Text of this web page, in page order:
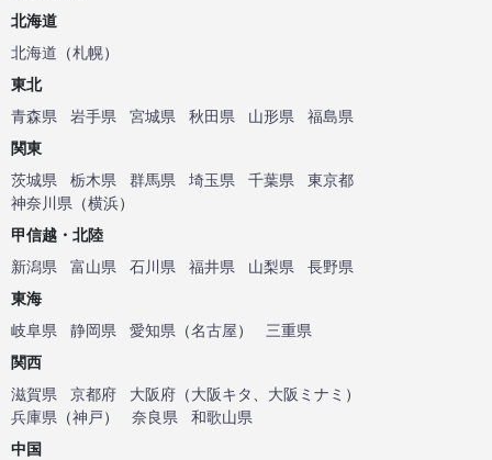
北海道
北海道 （札幌）
東北
青森県
岩手県 宮城県 秋田県 山形県
福島県
関東
茨城県
栃木県 群馬県 埼玉県 千葉県
東京都
神奈川県 （横浜）
甲信越・北陸
新潟県
富山県 石川県 福井県 山梨県
長野県
東海
岐阜県
静岡県 愛知県 （名古屋）
三重県
関西
滋賀県
京都府 大阪府 （大阪キタ 大阪ミナミ ）
兵庫県 （神戸） 奈良県
和歌山県
中国